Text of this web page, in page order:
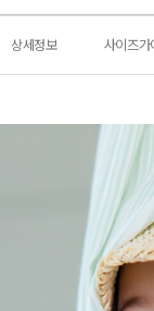
상세정보 사이즈가